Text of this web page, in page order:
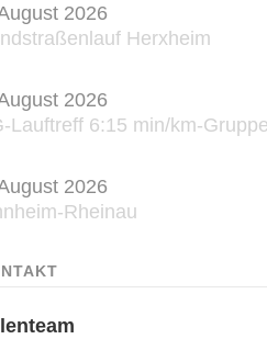
2026
Herxheim
2026
Lauftreff 6:15 min/km-Gruppe
2026
Rheinau